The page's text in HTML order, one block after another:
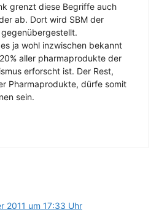
grenzt diese Begriffe auch
ab. Dort wird SBM der
ja wohl inzwischen bekannt
aller pharmaprodukte der
erforscht ist. Der Rest,
Pharmaprodukte, dürfe somit
sein.
2011 um 17:33 Uhr